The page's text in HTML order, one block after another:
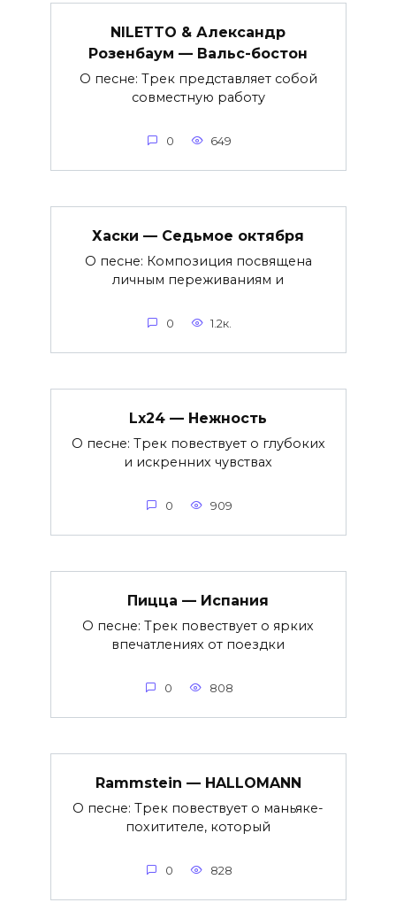
NILETTO & Александр
Розенбаум — Вальс-бостон
О песне: Трек представляет собой
совместную работу
0 649
Хаски — Седьмое октября
О песне: Композиция посвящена
личным переживаниям и
0 1.2к.
Lx24 — Нежность
О песне: Трек повествует о глубоких
и искренних чувствах
0 909
Пицца — Испания
О песне: Трек повествует о ярких
впечатлениях от поездки
0 808
Rammstein — HALLOMANN
О песне: Трек повествует о маньяке-
похитителе, который
0 828